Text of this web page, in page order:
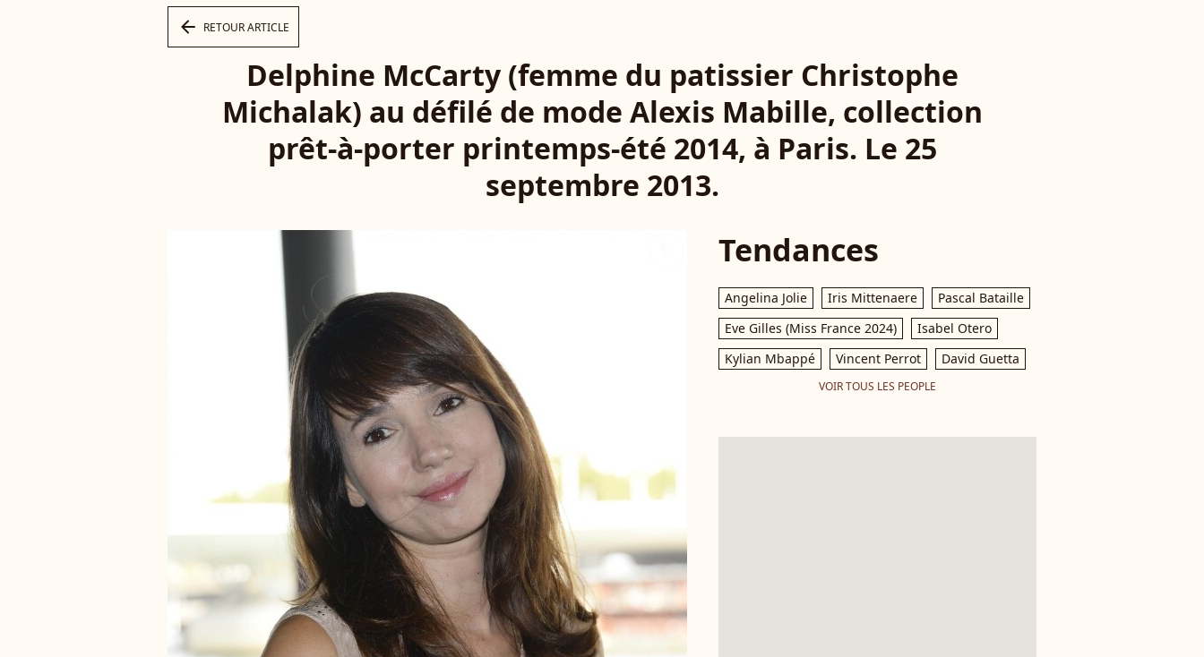
arrow_left RETOUR ARTICLE
Delphine McCarty (femme du patissier Christophe
Michalak) au défilé de mode Alexis Mabille, collection
prêt-à-porter printemps-été 2014, à Paris. Le 25
septembre 2013.
Tendances
Angelina Jolie Iris Mittenaere
Pascal Bataille
Eve Gilles (Miss France 2024)
Isabel Otero
Kylian Mbappé
Vincent Perrot David Guetta
VOIR TOUS LES PEOPLE